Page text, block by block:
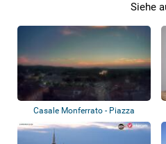
Siehe
Casale Monferrato - Piazza
Castello